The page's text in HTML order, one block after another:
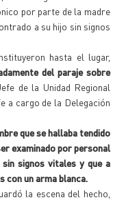
por parte de la madre
a su hijo sin signos
hasta el lugar,
del paraje sobre
de la Unidad Regional
a cargo de la Delegación
que se hallaba tendido
examinado por personal
signos vitales y que a
con un arma blanca.
la escena del hecho,